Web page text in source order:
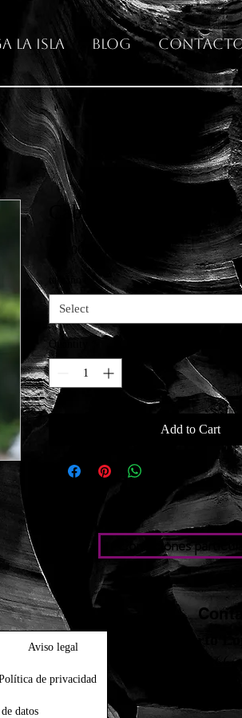
La Isla Blog
Caballo y garrocha
€65.00
tamaño
Select
Quantity
Add to Cart
Condiciones
Aviso legal
de privacidad
datos
Roberto